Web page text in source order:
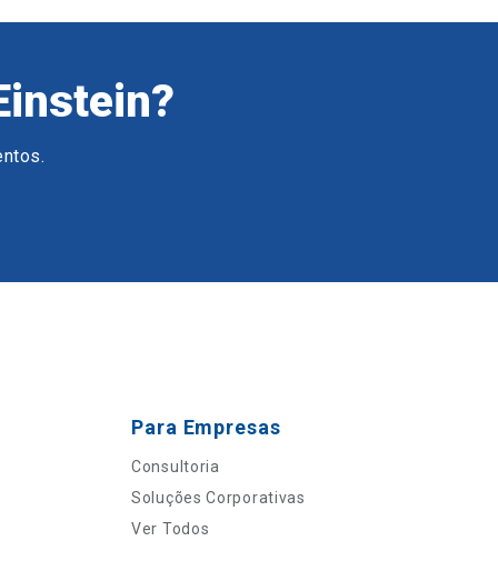
Para Empresas
Consultoria
Soluções Corporativas
Ver Todos